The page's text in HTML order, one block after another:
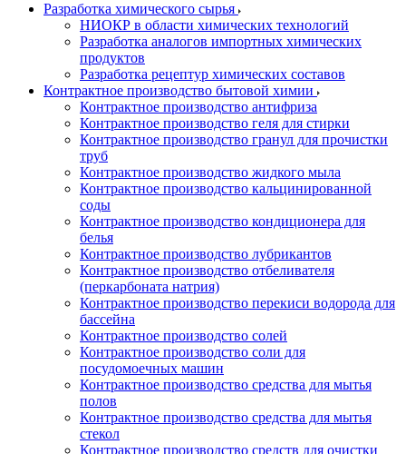
Разработка химического сырья
НИОКР в области химических технологий
Разработка аналогов импортных химических
продуктов
Разработка рецептур химических составов
Контрактное производство бытовой химии
Контрактное производство антифриза
Контрактное производство геля для стирки
Контрактное производство гранул для прочистки
труб
Контрактное производство жидкого мыла
Контрактное производство кальцинированной
соды
Контрактное производство кондиционера для
белья
Контрактное производство лубрикантов
Контрактное производство отбеливателя
(перкарбоната натрия)
Контрактное производство перекиси водорода для
бассейна
Контрактное производство солей
Контрактное производство соли для
посудомоечных машин
Контрактное производство средства для мытья
полов
Контрактное производство средства для мытья
стекол
Контрактное производство средств для очистки